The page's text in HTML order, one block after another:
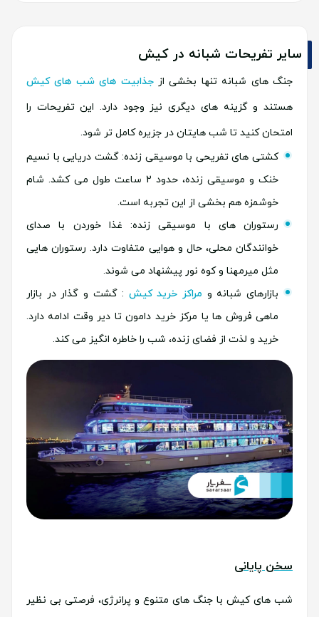
سایر تفریحات شبانه در کیش
جنگ های شبانه تنها بخشی ازجذابیت های شب های کیش
هستند و گزینه های دیگری نیز وجود دارد. این تفریحات را
امتحان کنید تا شب هایتان در جزیره کامل تر شود.
کشتی های تفریحی با موسیقی زنده: گشت دریایی با نسیم
خنک و موسیقی زنده، حدود 2 ساعت طول می کشد. شام
خوشمزه هم بخشی از این تجربه است.
رستوران های با موسیقی زنده: غذا خوردن با صدای
خوانندگان محلی، حال و هوایی متفاوت دارد. رستوران هایی
مثل میرمهنا و کوه نور پیشنهاد می شوند.
بازارهای شبانه و مراکز خرید کیش : گشت و گذار در بازار
ماهی فروش ها یا مرکز خرید دامون تا دیر وقت ادامه دارد.
خرید و لذت از فضای زنده، شب را خاطره انگیز می کند.
سخن پایانی
شب های کیش با جنگ های متنوع و پرانرژی، فرصتی بی نظیر